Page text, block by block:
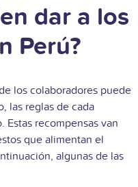
dar a los
Perú?
los colaboradores puede
las reglas de cada
Estas recompensas van
que alimentan el
algunas de las